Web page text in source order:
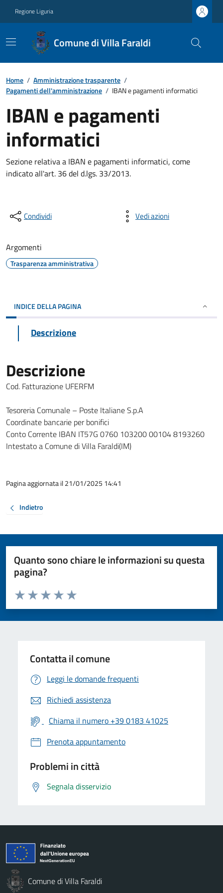
Regione Liguria
Comune di Villa Faraldi
Home / Amministrazione trasparente /
Pagamenti dell'amministrazione / IBAN e pagamenti informatici
IBAN e pagamenti
informatici
Sezione relativa a IBAN e pagamenti informatici, come
indicato all'art. 36 del d.lgs. 33/2013.
Condividi Vedi azioni
Argomenti
Trasparenza amministrativa
INDICE DELLA PAGINA
Descrizione
Descrizione
Cod. Fatturazione UFERFM
Tesoreria Comunale – Poste Italiane S.p.A
Coordinate bancarie per bonifici
Conto Corrente IBAN IT57G 0760 103200 00104 8193260
Intestato a Comune di Villa Faraldi(IM)
Pagina aggiornata il 21/01/2025 14:41
Indietro
Quanto sono chiare le informazioni su questa
pagina?
Valuta da 1 a 5 stelle la pagina
Valuta 5 stelle su 5
Valuta 4 stelle su 5
Valuta 3 stelle su 5
Valuta 2 stelle su 5
Valuta 1 stelle su 5
Contatta il comune
Leggi le domande frequenti
Richiedi assistenza
Chiama il numero +39 0183 41025
Prenota appuntamento
Problemi in città
Segnala disservizio
Comune di Villa Faraldi